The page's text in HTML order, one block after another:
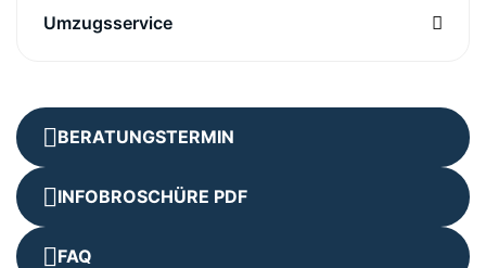
Umzugsservice
BERATUNGSTERMIN
INFOBROSCHÜRE PDF
FAQ